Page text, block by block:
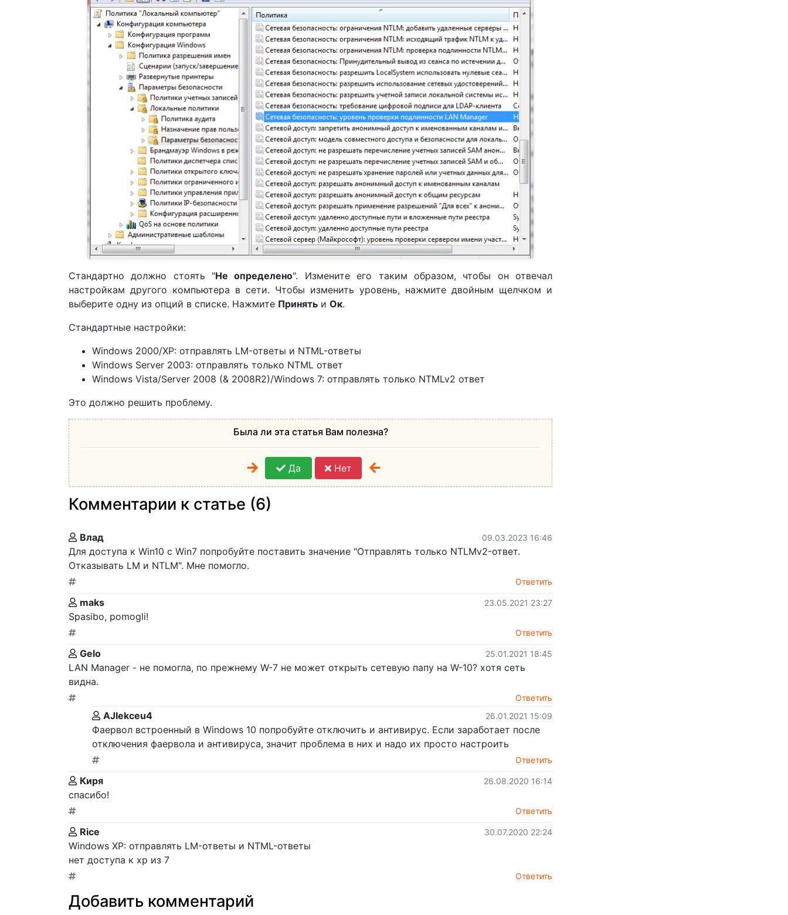
Стандартно должно стоять "Не определено". Измените его таким образом, чтобы он отвечал
настройкам другого компьютера в сети. Чтобы изменить уровень, нажмите двойным щелчком и
выберите одну из опций в списке. Нажмите Принять и Ок.
Стандартные настройки:
Windows 2000/XP: отправлять LM-ответы и NTML-ответы
Windows Server 2003: отправлять только NTML ответ
Windows Vista/Server 2008 (& 2008R2)/Windows 7: отправлять только NTMLv2 ответ
Это должно решить проблему.
Была ли эта статья Вам полезна?
Да Нет
Комментарии к статье (6)
Влад 09.03.2023 16:46
Для доступа к Win10 с Win7 попробуйте поставить значение "Отправлять только NTLMv2-ответ.
Отказывать LM и NTLM". Мне помогло.
Ответить
maks 23.05.2021 23:27
Spasibo, pomogli!
Ответить
Gelo 25.01.2021 18:45
LAN Manager - не помогла, по прежнему W-7 не может открыть сетевую папу на W-10? хотя сеть
видна.
Ответить
AJIekceu4 26.01.2021 15:09
Фаервол встроенный в Windows 10 попробуйте отключить и антивирус. Если заработает после
отключения фаервола и антивируса, значит проблема в них и надо их просто настроить
Ответить
Киря 26.08.2020 16:14
спасибо!
Ответить
Rice 30.07.2020 22:24
Windows XP: отправлять LM-ответы и NTML-ответы
нет доступа к хр из 7
Ответить
Добавить комментарий